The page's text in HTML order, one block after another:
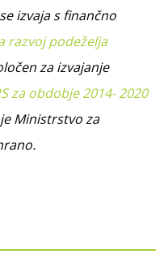
izvaja s finančno
razvoj podeželja
za izvajanje
za obdobje 2014- 2020
Ministrstvo za